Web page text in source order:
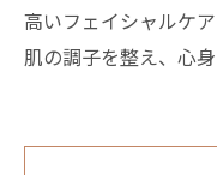
高いフェイシャルケ
肌の調子を整え、心